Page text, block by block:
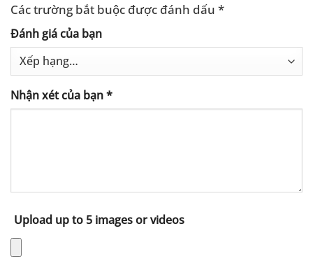
Các trường bắt buộc được đánh dấu *
Đánh giá của bạn
Nhận xét của bạn*
Upload up to 5 images or videos